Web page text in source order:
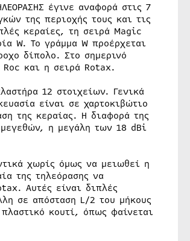
έγινε αναφορά στις 7
της περιοχής τους και τις
κεραίες, τη σειρά Magic
W. Το γράμμα W προέρχεται
δίπολο. Στο σημερινό
Roc και η σειρά Rotax.
12 στοιχείων. Γενικά
είναι σε χαρτοκιβώτιο
της κεραίας. Η διαφορά της
μεγεθών, η μεγάλη των 18 dBi
χωρίς όμως να μειωθεί η
της τηλεόρασης να
Αυτές είναι διπλές
σε απόσταση L/2 του μήκους
κουτί, όπως φαίνεται